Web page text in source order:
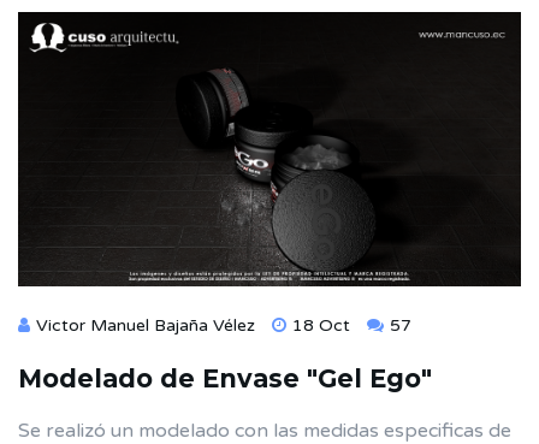
Victor Manuel Bajaña Vélez 18 Oct 57
Modelado de Envase "Gel Ego"
Se realizó un modelado con las medidas especificas de